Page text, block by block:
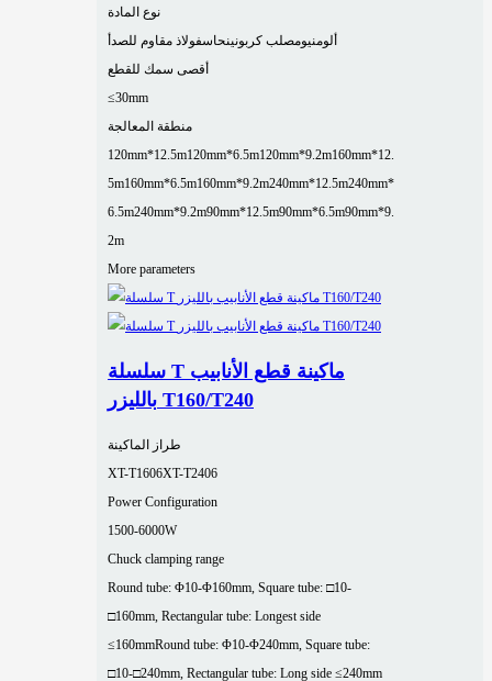
نوع المادة
ألومنيومصلب كربونينحاسفولاذ مقاوم للصدأ
أقصى سمك للقطع
≤30mm
منطقة المعالجة
120mm*12.5m120mm*6.5m120mm*9.2m160mm*12.
5m160mm*6.5m160mm*9.2m240mm*12.5m240mm*
6.5m240mm*9.2m90mm*12.5m90mm*6.5m90mm*9.
2m
More parameters
سلسلة T ماكينة قطع الأنابيب
بالليزر T160/T240
طراز الماكينة
XT-T1606XT-T2406
Power Configuration
1500-6000W
Chuck clamping range
Round tube: Φ10-Φ160mm, Square tube: □10-
□160mm, Rectangular tube: Longest side
≤160mmRound tube: Φ10-Φ240mm, Square tube:
□10-□240mm, Rectangular tube: Long side ≤240mm